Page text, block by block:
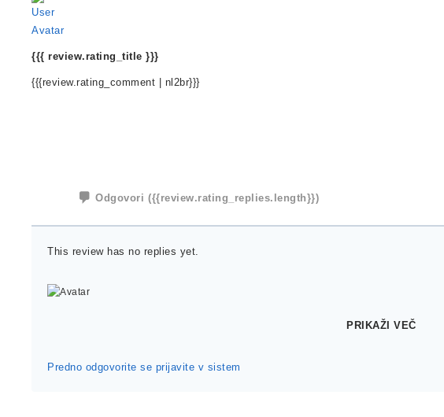
{{{ review.rating_title }}}
{{{review.rating_comment | nl2br}}}
Odgovori ({{review.rating_replies.length}})
This review has no replies yet.
PRIKAŽI VEČ
Predno odgovorite se prijavite v sistem